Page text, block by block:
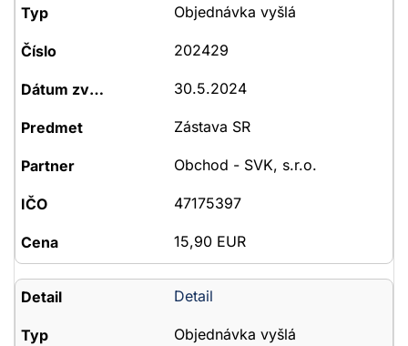
Objednávka vyšlá
202429
30.5.2024
Zástava SR
Obchod - SVK, s.r.o.
47175397
15,90 EUR
Detail
Objednávka vyšlá